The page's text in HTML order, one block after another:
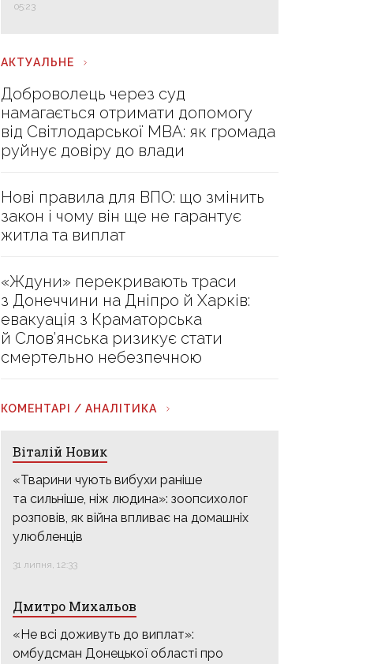
05:23
АКТУАЛЬНЕ
Доброволець через суд
намагається отримати допомогу
від Світлодарської МВА: як громада
руйнує довіру до влади
Нові правила для ВПО: що змінить
закон і чому він ще не гарантує
житла та виплат
«Ждуни» перекривають траси
з Донеччини на Дніпро й Харків:
евакуація з Краматорська
й Слов’янська ризикує стати
смертельно небезпечною
КОМЕНТАРІ / АНАЛІТИКА
Віталій Новик
«Тварини чують вибухи раніше
та сильніше, ніж людина»: зоопсихолог
розповів, як війна впливає на домашніх
улюбленців
31 липня, 12:33
Дмитро Михальов
«Не всі доживуть до виплат»:
омбудсман Донецької області про